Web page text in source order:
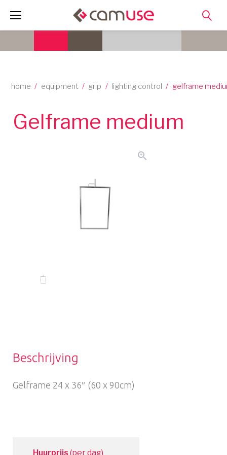
home / equipment / grip / lighting control / gelframe
Gelframe medium
zoom_in
Beschrijving
Gelframe 24 x 36″ (60 x 90cm)
Huurprijs (per dag)